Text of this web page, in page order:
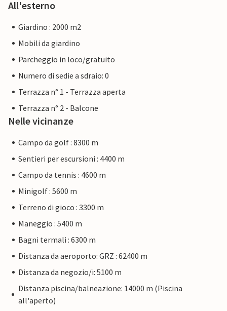
All'esterno
Giardino : 2000 m2
Mobili da giardino
Parcheggio in loco/gratuito
Numero di sedie a sdraio: 0
Terrazza n° 1 - Terrazza aperta
Terrazza n° 2 - Balcone
Nelle vicinanze
Campo da golf : 8300 m
Sentieri per escursioni : 4400 m
Campo da tennis : 4600 m
Minigolf : 5600 m
Terreno di gioco : 3300 m
Maneggio : 5400 m
Bagni termali : 6300 m
Distanza da aeroporto: GRZ : 62400 m
Distanza da negozio/i: 5100 m
Distanza piscina/balneazione: 14000 m (Piscina
all'aperto)